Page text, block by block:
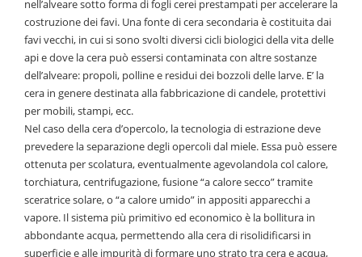
nell’alveare sotto forma di fogli cerei prestampati per accelerare la
costruzione dei favi. Una fonte di cera secondaria è costituita dai
favi vecchi, in cui si sono svolti diversi cicli biologici della vita delle
api e dove la cera può essersi contaminata con altre sostanze
dell’alveare: propoli, polline e residui dei bozzoli delle larve. E’ la
cera in genere destinata alla fabbricazione di candele, protettivi
per mobili, stampi, ecc.
Nel caso della cera d’opercolo, la tecnologia di estrazione deve
prevedere la separazione degli opercoli dal miele. Essa può essere
ottenuta per scolatura, eventualmente agevolandola col calore,
torchiatura, centrifugazione, fusione “a calore secco” tramite
sceratrice solare, o “a calore umido” in appositi apparecchi a
vapore. Il sistema più primitivo ed economico è la bollitura in
abbondante acqua, permettendo alla cera di risolidificarsi in
superficie e alle impurità di formare uno strato tra cera e acqua,